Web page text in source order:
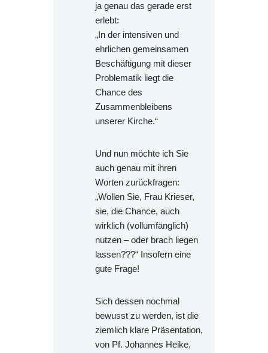
ja genau das gerade erst
erlebt:
„In der intensiven und
ehrlichen gemeinsamen
Beschäftigung mit dieser
Problematik liegt die
Chance des
Zusammenbleibens
unserer Kirche.“
Und nun möchte ich Sie
auch genau mit ihren
Worten zurückfragen:
„Wollen Sie, Frau Krieser,
sie, die Chance, auch
wirklich (vollumfänglich)
nutzen – oder brach liegen
lassen???“ Insofern eine
gute Frage!
Sich dessen nochmal
bewusst zu werden, ist die
ziemlich klare Präsentation,
von Pf. Johannes Heike,